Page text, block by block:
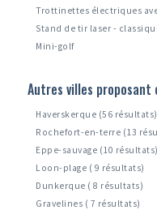
Trottinettes électriques
Stand de tir laser -
Mini-golf
Autres villes
Haverskerque (56 résultats)
Rochefort-en-terre (13
Eppe-sauvage (10 résultats)
Loon-plage ( 9 résultats)
Dunkerque ( 8 résultats)
Gravelines ( 7 résultats)